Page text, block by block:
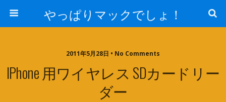
やっぱりマックでしょ！
2011年5月28日 • No Comments
IPhone 用ワイヤレス SDカードリー
ダー